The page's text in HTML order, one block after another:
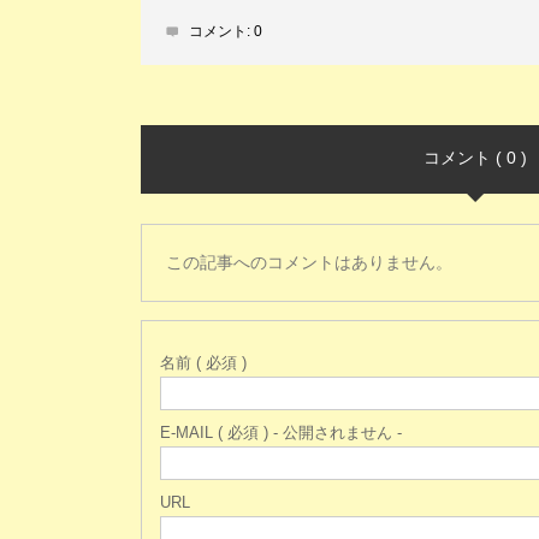
コメント: 0
コメント ( 0 )
この記事へのコメントはありません。
名前 ( 必須 )
E-MAIL ( 必須 ) - 公開されません -
URL